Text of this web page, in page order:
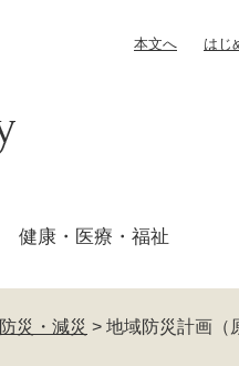
本文へ はじ
健康・医療・ 福祉
防災・減災 > 地域防災計画（